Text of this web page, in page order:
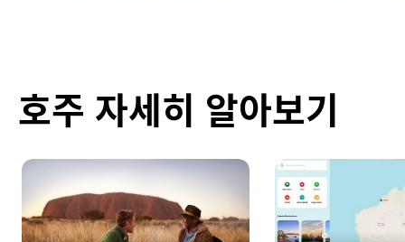
호주 자세히 알아보기